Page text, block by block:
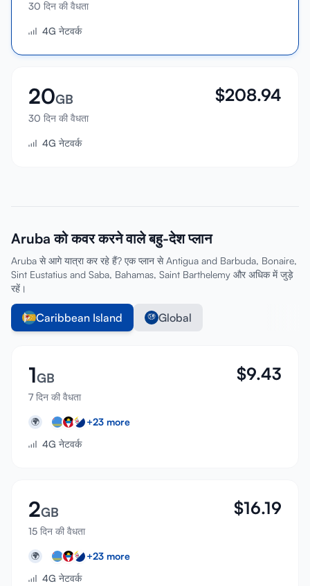
30 दिन की वैधता
4G नेटवर्क
20GB
30 दिन की वैधता
$208.94
4G नेटवर्क
Aruba को कवर करने वाले बहु-देश प्लान
Aruba से आगे यात्रा कर रहे हैं? एक प्लान से Antigua and Barbuda, Bonaire,
Sint Eustatius and Saba, Bahamas, Saint Barthelemy और अधिक में जुड़े
रहें।
Caribbean Island Global
1GB
7 दिन की वैधता
$9.43
🌍 +23 more
4G नेटवर्क
2GB
15 दिन की वैधता
$16.19
🌍 +23 more
4G नेटवर्क